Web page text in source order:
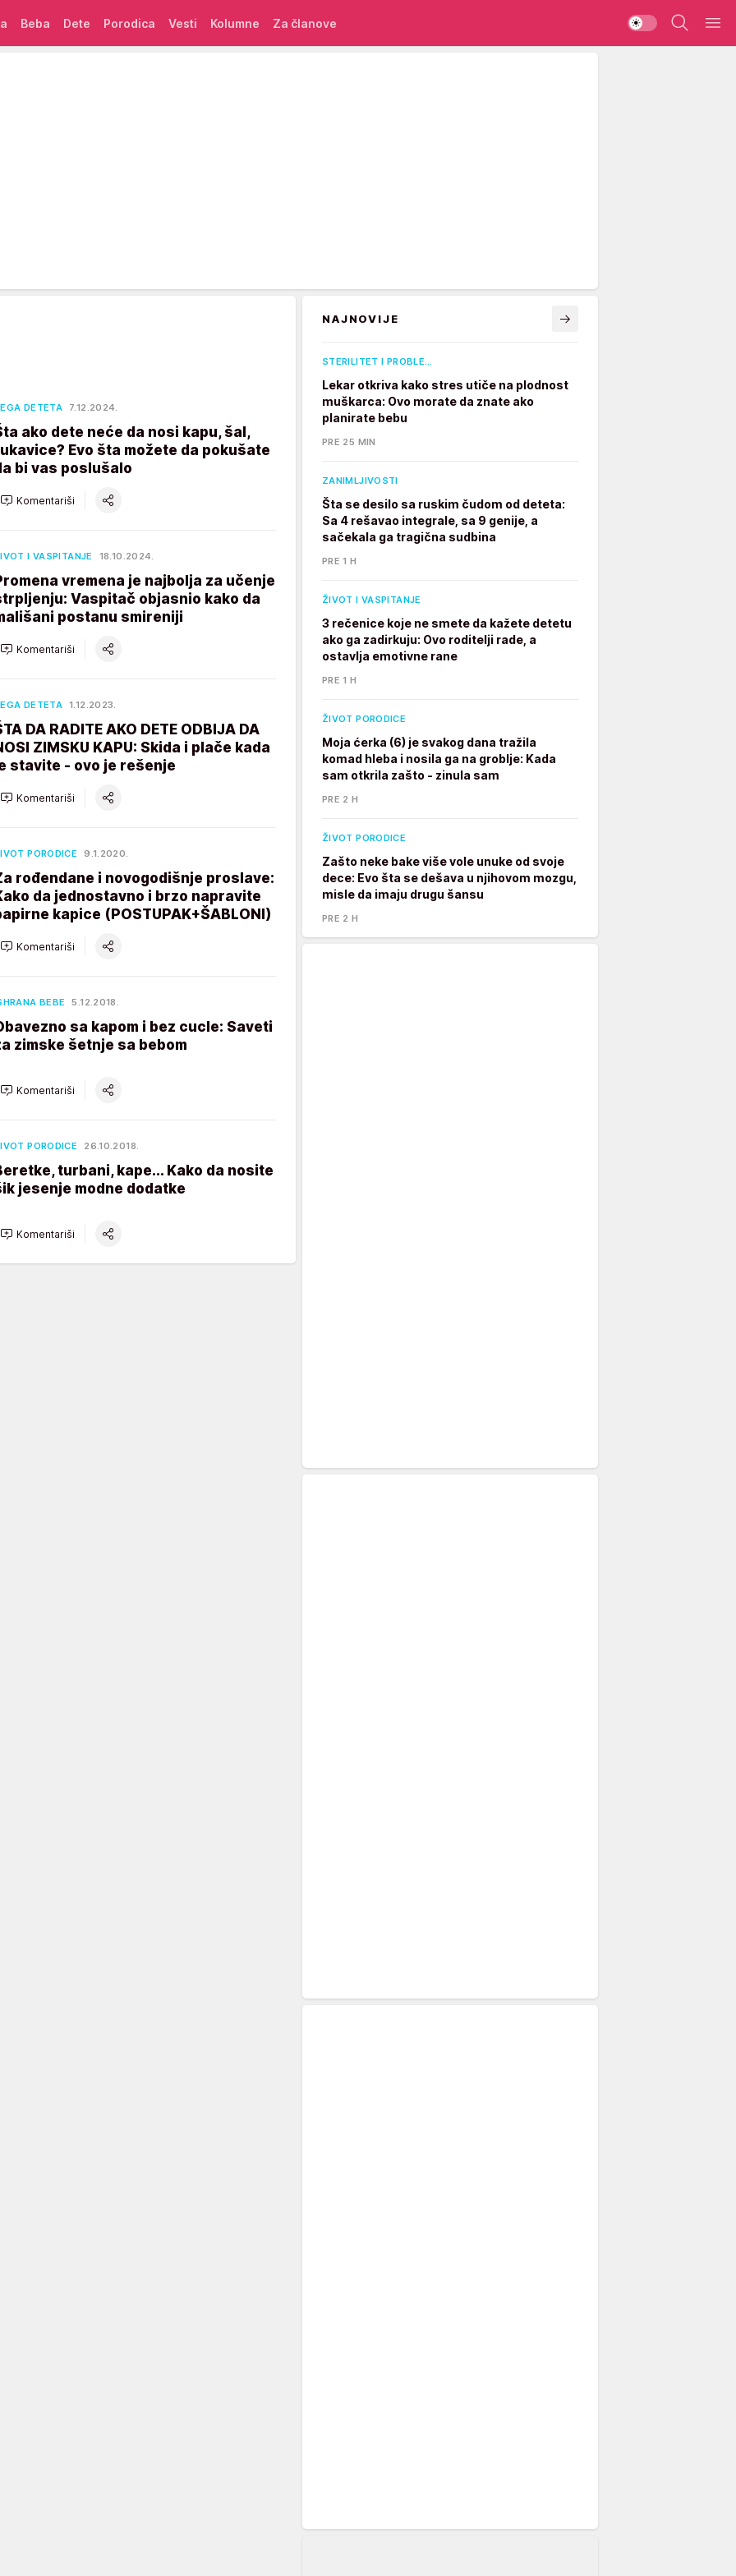
Beba Dete Porodica Vesti Kolumne Za članove
DETETA 7.12.2024.
ako dete neće da nosi kapu, šal,
Evo šta možete da pokušate
bi vas poslušalo
Komentariši
I VASPITANJE 18.10.2024.
vremena je najbolja za učenje
Vaspitač objasnio kako da
postanu smireniji
Komentariši
DETETA 1.12.2023.
DA RADITE AKO DETE ODBIJA DA
ZIMSKU KAPU: Skida i plače kada
stavite - ovo je rešenje
Komentariši
PORODICE 9.1.2020.
rođendane i novogodišnje proslave:
da jednostavno i brzo napravite
kapice (POSTUPAK+ŠABLONI)
Komentariši
BEBE 5.12.2018.
sa kapom i bez cucle: Saveti
zimske šetnje sa bebom
Komentariši
PORODICE 26.10.2018.
turbani, kape... Kako da nosite
jesenje modne dodatke
Komentariši
NAJNOVIJE
STERILITET I PROBLE…
Lekar otkriva kako stres utiče na plodnost
muškarca: Ovo morate da znate ako
planirate bebu
PRE 25 MIN
ZANIMLJIVOSTI
Šta se desilo sa ruskim čudom od deteta:
Sa 4 rešavao integrale, sa 9 genije, a
sačekala ga tragična sudbina
PRE 1 H
ŽIVOT I VASPITANJE
3 rečenice koje ne smete da kažete detetu
ako ga zadirkuju: Ovo roditelji rade, a
ostavlja emotivne rane
PRE 1 H
ŽIVOT PORODICE
Moja ćerka (6) je svakog dana tražila
komad hleba i nosila ga na groblje: Kada
sam otkrila zašto - zinula sam
PRE 2 H
ŽIVOT PORODICE
Zašto neke bake više vole unuke od svoje
dece: Evo šta se dešava u njihovom mozgu,
misle da imaju drugu šansu
PRE 2 H